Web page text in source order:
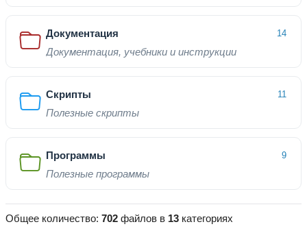
Документация 14
Документация, учебники и инструкции
Скрипты 11
Полезные скрипты
Программы 9
Полезные программы
Общее количество: 702 файлов в 13 категориях